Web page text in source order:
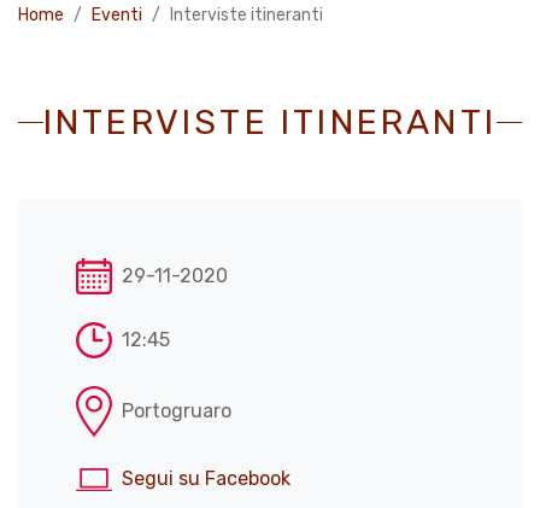
Home Eventi Interviste itineranti
INTERVISTE ITINERANTI
29-11-2020
12:45
Portogruaro
Segui su Facebook